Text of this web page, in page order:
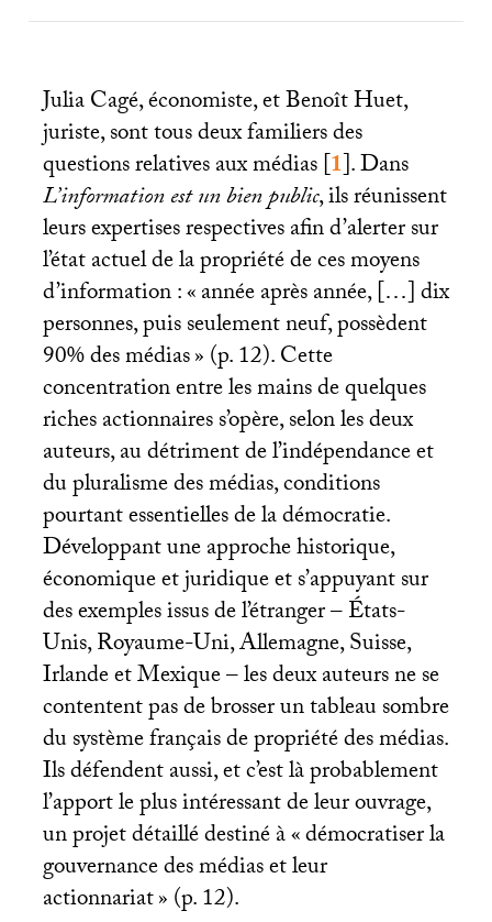
Julia Cagé, économiste, et Benoît Huet,
juriste, sont tous deux familiers des
questions relatives aux médias[1]. Dans
L’information est un bien public, ils réunissent
leurs expertises respectives afin d’alerter sur
l’état actuel de la propriété de ces moyens
d’information : «année après année, […] dix
personnes, puis seulement neuf, possèdent
90% des médias» (p. 12). Cette
concentration entre les mains de quelques
riches actionnaires s’opère, selon les deux
auteurs, au détriment de l’indépendance et
du pluralisme des médias, conditions
pourtant essentielles de la démocratie.
Développant une approche historique,
économique et juridique et s’appuyant sur
des exemples issus de l’étranger – États-
Unis, Royaume-Uni, Allemagne, Suisse,
Irlande et Mexique – les deux auteurs ne se
contentent pas de brosser un tableau sombre
du système français de propriété des médias.
Ils défendent aussi, et c’est là probablement
l’apport le plus intéressant de leur ouvrage,
un projet détaillé destiné à «démocratiser la
gouvernance des médias et leur
actionnariat» (p. 12).